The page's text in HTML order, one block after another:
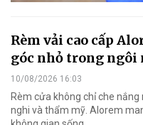
Rèm vải cao cấp
góc nhỏ trong ngôi
10/08/2026 16:03
Rèm cửa không chỉ che
nghi và thẩm mỹ. Alorem